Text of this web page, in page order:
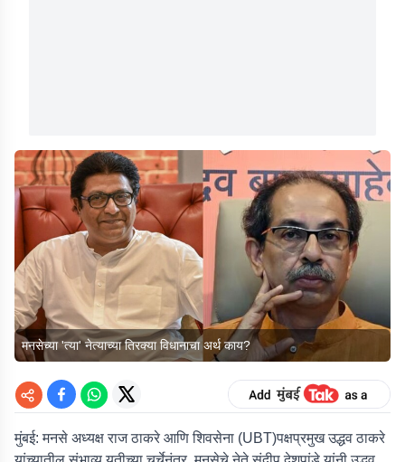
मनसेच्या 'त्या' नेत्याच्या तिरक्या विधानाचा अर्थ काय?
मुंबई:मनसे अध्यक्ष राज ठाकरे आणि शिवसेना (UBT)पक्षप्रमुख उद्धव ठाकरे